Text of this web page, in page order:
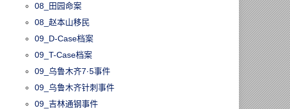
08_田园命案
08_赵本山移民
09_D-Case档案
09_T-Case档案
09_乌鲁木齐7·5事件
09_乌鲁木齐针刺事件
09_吉林通钢事件